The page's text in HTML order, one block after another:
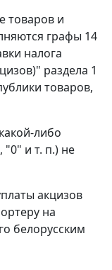
товаров и
графы 14
налога
раздела 1
товаров,
либо
"0" и т. п.) не
акцизов
на
белорусским